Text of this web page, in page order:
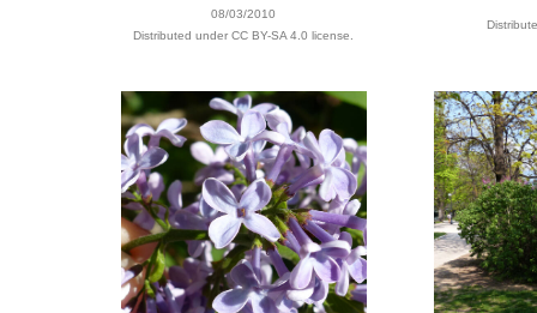
08/03/2010
Distributed under CC BY-SA 4.0 license.